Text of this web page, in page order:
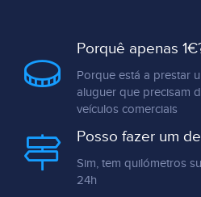
Porquê apenas
Porque está a prestar
aluguer que precisam
veículos comerciais
Posso fazer um
Sim, tem quilómetros
24h